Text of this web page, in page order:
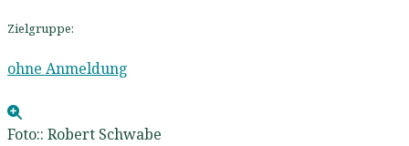
Zielgruppe:
ohne Anmeldung
Foto:: Robert Schwabe